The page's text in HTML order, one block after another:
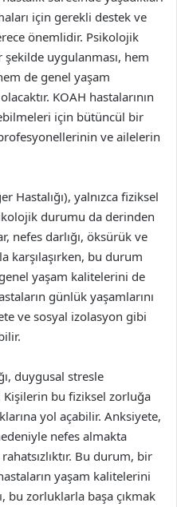
için gerekli destek ve
önemlidir. Psikolojik
uygulanması, hem
de genel yaşam
KOAH hastalarının
için bütüncül bir
ve ailelerin
Hastalığı), yalnızca fiziksel
durumu da derinden
nefes darlığı, öksürük ve
karşılaşırken, bu durum
yaşam kalitelerini de
günlük yaşamlarını
ve sosyal izolasyon gibi
duygusal stresle
bu fiziksel zorluğa
yol açabilir. Anksiyete,
nefes almakta
Bu durum, bir
yaşam kalitelerini
bu zorluklarla başa çıkmak